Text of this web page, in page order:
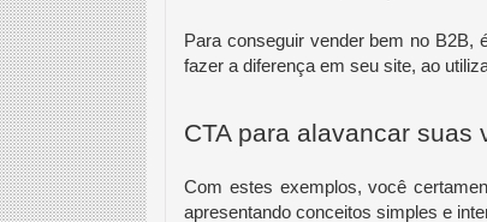
Para conseguir vender bem no B2B,
fazer a diferença em seu site, ao
CTA para alavancar suas
Com estes exemplos, você
apresentando conceitos simples e